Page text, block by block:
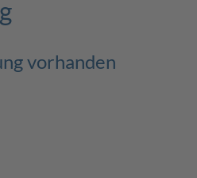
vorhanden